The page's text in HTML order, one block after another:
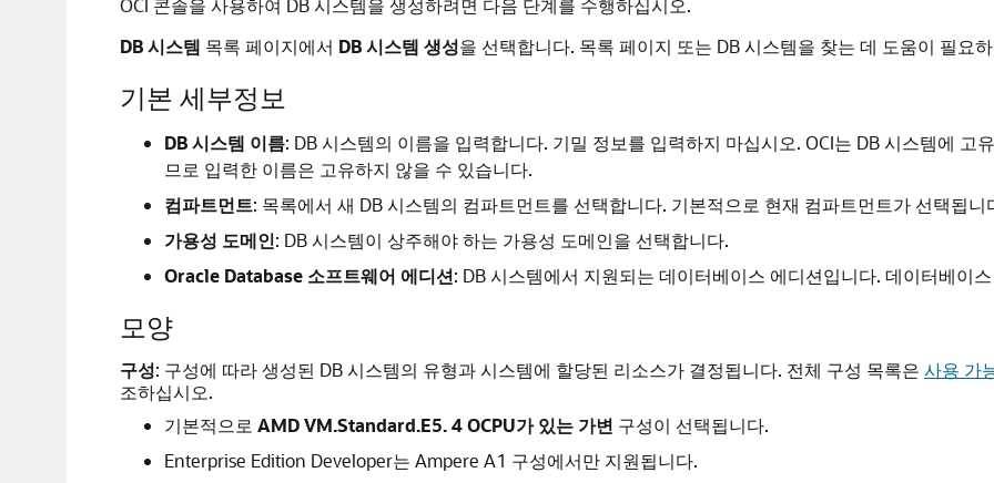
OCI 콘솔을 사용하여 DB 시스템을 생성하려면 다음 단계를 수행하십시오.
DB 시스템 목록 페이지에서 DB 시스템 생성을 선택합니다. 목록 페이지 또는 DB 시스템을 찾는 데 도움이 필요
기본 세부정보
DB 시스템 이름: DB 시스템의 이름을 입력합니다. 기밀 정보를 입력하지 마십시오. OCI는 DB 시스템에 고
므로 입력한 이름은 고유하지 않을 수 있습니다.
컴파트먼트: 목록에서 새 DB 시스템의 컴파트먼트를 선택합니다. 기본적으로 현재 컴파트먼트가 선택됩니
가용성 도메인: DB 시스템이 상주해야 하는 가용성 도메인을 선택합니다.
Oracle Database 소프트웨어 에디션: DB 시스템에서 지원되는 데이터베이스 에디션입니다. 데이터베이
모양
구성: 구성에 따라 생성된 DB 시스템의 유형과 시스템에 할당된 리소스가 결정됩니다. 전체 구성 목록은 사용 가
조하십시오.
기본적으로 AMD VM.Standard.E5.4 OCPU가 있는 가변 구성이 선택됩니다.
Enterprise Edition Developer는 Ampere A1 구성에서만 지원됩니다.